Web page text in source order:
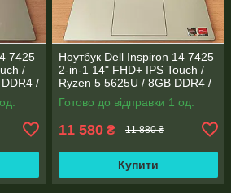
7425
/
/
7 /
Ноутбук Dell Inspiron 14 7425
2-in-1 14" FHD+ IPS Touch /
Ryzen 5 5625U / 8GB DDR4 /
Radeon Vega 7 / WebCam
Готово до відправки 1 од.
11 580 ₴ 11 880 ₴
Купити